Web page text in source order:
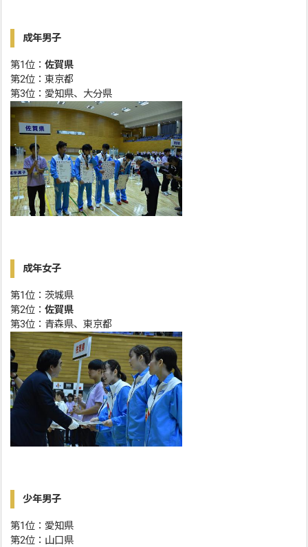
成年男子
第1位：佐賀県
第2位：東京都
第3位：愛知県、大分県
成年女子
第1位：茨城県
第2位：佐賀県
第3位：青森県、東京都
少年男子
第1位：愛知県
第2位：山口県